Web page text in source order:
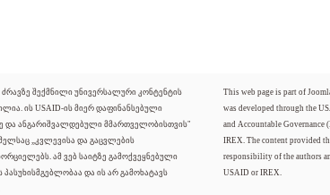
შექმნილი უნივერსალური კონტენტის
ის USAID-ის მიერ დაფინანსებული
და ანგარიშვალდებული მმართველობისთვის"
„კვლევისა და გაცვლების
ამ ვებ საიტზე გამოქვეყნებული
და ის არ გამოხატავს
This web page is part of
was developed through the
and Accountable Governance
IREX. The content provided
responsibility of the authors
USAID or IREX.